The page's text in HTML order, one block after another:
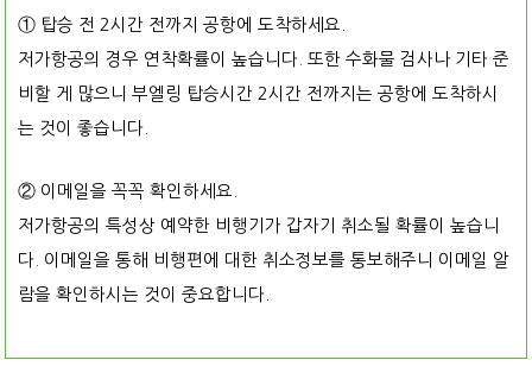
① 탑승 전 2시간 전까지 공항에 도착하세요.
저가항공의 경우 연착확률이 높습니다. 또한 수화물 검사나 기타 준
비할 게 많으니 부엘링 탑승시간 2시간 전까지는 공항에 도착하시
는 것이 좋습니다.
② 이메일을 꼭꼭 확인하세요.
저가항공의 특성상 예약한 비행기가 갑자기 취소될 확률이 높습니
다. 이메일을 통해 비행편에 대한 취소정보를 통보해주니 이메일 알
람을 확인하시는 것이 중요합니다.